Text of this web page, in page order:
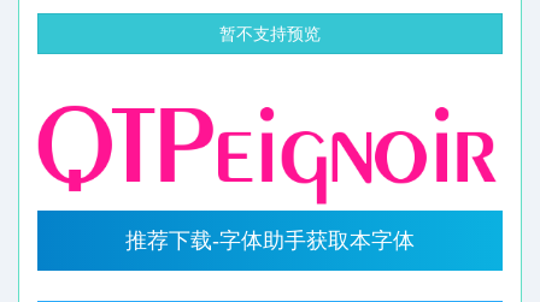
暂不支持预览
推荐下载-字体助手获取本字体